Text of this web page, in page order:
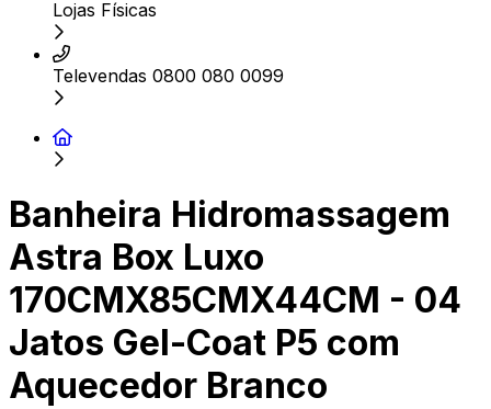
Lojas Físicas
Televendas 0800 080 0099
Banheira Hidromassagem
Astra Box Luxo
170CMX85CMX44CM - 04
Jatos Gel-Coat P5 com
Aquecedor Branco